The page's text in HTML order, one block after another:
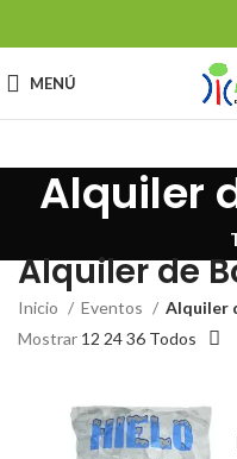
MENÚ
Alquiler
Alquiler de
Inicio Eventos
Alquiler
Mostrar 12 2436 Todos